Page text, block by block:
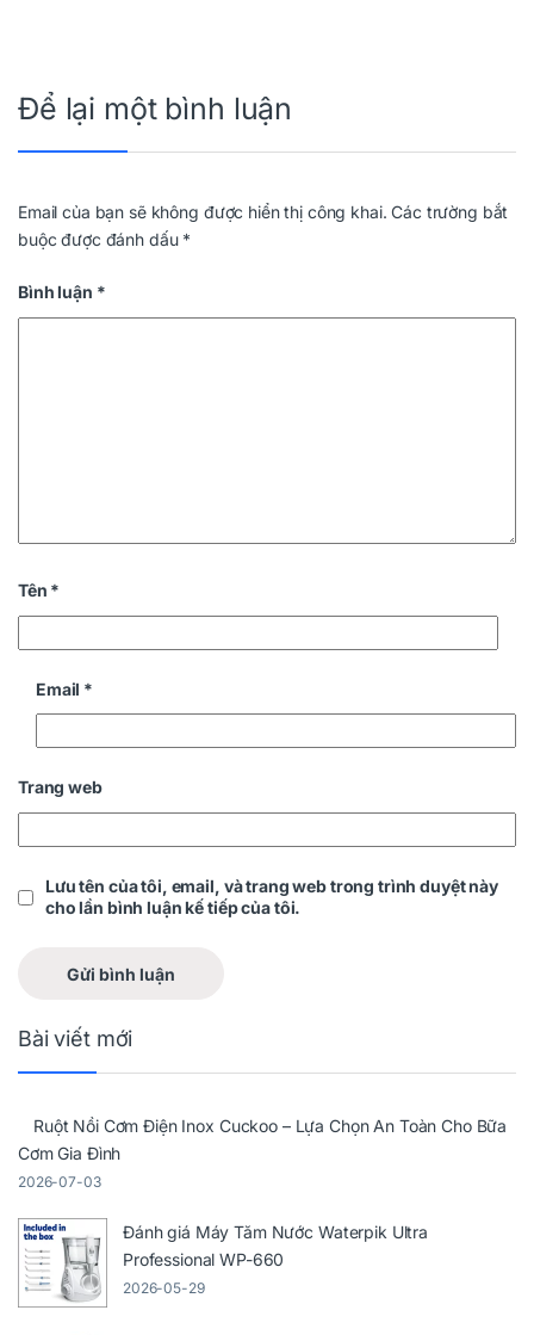
Để lại một bình luận
Email của bạn sẽ không được hiển thị công khai. Các trường bắt
buộc được đánh dấu *
Bình luận *
Tên *
Email *
Trang web
Lưu tên của tôi, email, và trang web trong trình duyệt này
cho lần bình luận kế tiếp của tôi.
Bài viết mới
Ruột Nồi Cơm Điện Inox Cuckoo – Lựa Chọn An Toàn Cho Bữa
Cơm Gia Đình
2026-07-03
Đánh giá Máy Tăm Nước Waterpik Ultra
Professional WP-660
2026-05-29